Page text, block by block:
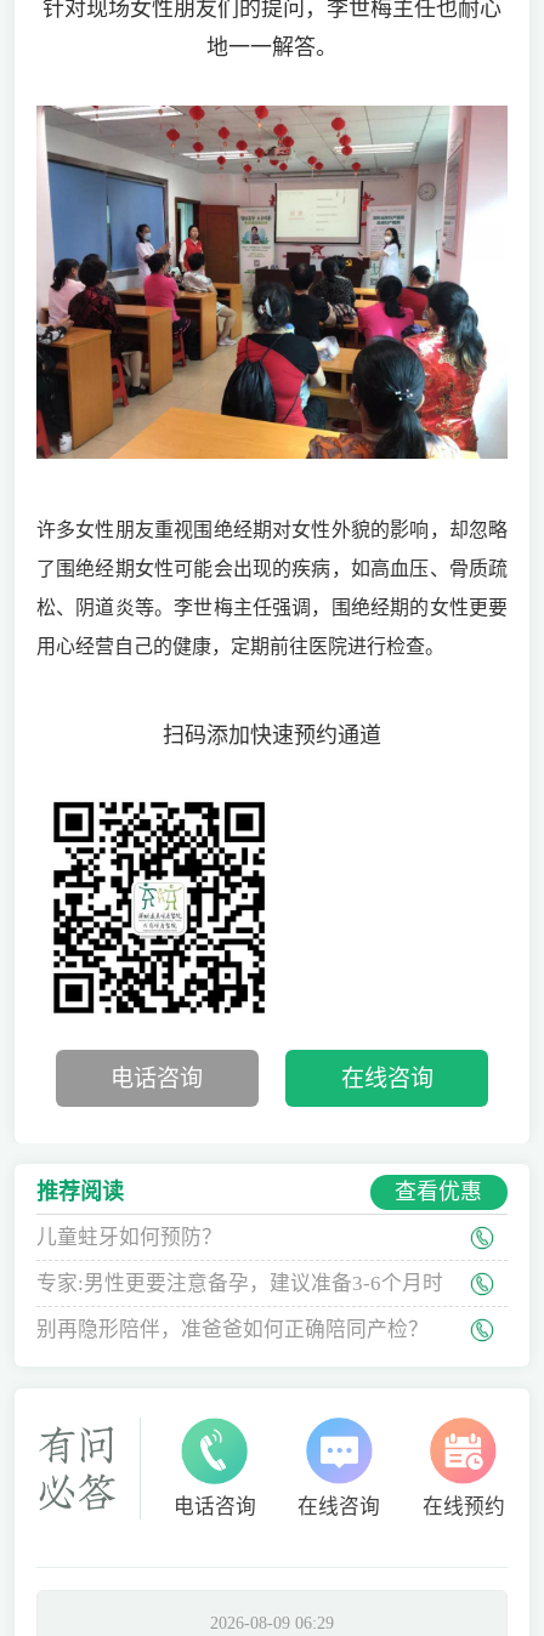
针对现场女性朋友们的提问，李世梅主任也耐心
地一一解答。
许多女性朋友重视围绝经期对女性外貌的影响，却忽略
了围绝经期女性可能会出现的疾病，如高血压、骨质疏
松、阴道炎等。李世梅主任强调，围绝经期的女性更要
用心经营自己的健康，定期前往医院进行检查。
扫码添加快速预约通道
电话咨询 在线咨询
推荐阅读 查看优惠
儿童蛀牙如何预防？
专家:男性更要注意备孕，建议准备3-6个月时
间
别再隐形陪伴，准爸爸如何正确陪同产检？
电话咨询 在线咨询 在线预约
2026-08-09 06:29